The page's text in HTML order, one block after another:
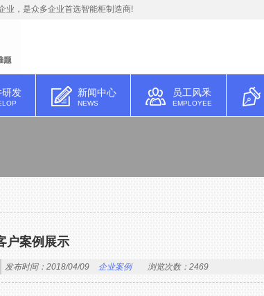
业，是众多企业首选智能柜制造商!
研发 新闻中心
NEWS
员工风釆
EMPLOYEE
户案例展示
发布时间：2018/04/09 企业案例 浏览次数：2469